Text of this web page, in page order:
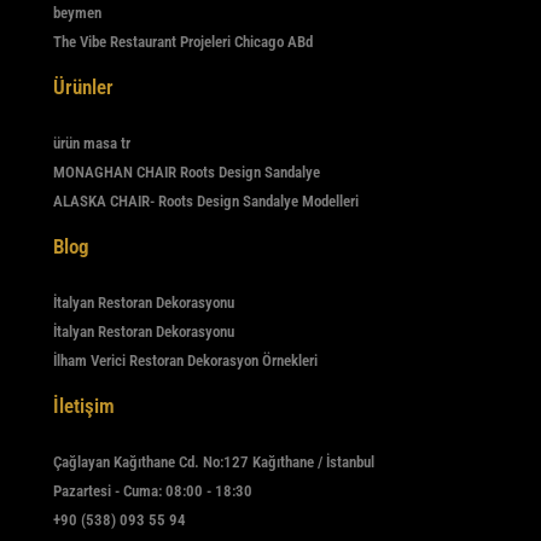
beymen
The Vibe Restaurant Projeleri Chicago ABd
Ürünler
ürün masa tr
MONAGHAN CHAIR Roots Design Sandalye
ALASKA CHAIR- Roots Design Sandalye Modelleri
Blog
İtalyan Restoran Dekorasyonu
İtalyan Restoran Dekorasyonu
İlham Verici Restoran Dekorasyon Örnekleri
İletişim
Çağlayan Kağıthane Cd. No:127 Kağıthane / İstanbul
Pazartesi - Cuma: 08:00 - 18:30
+90 (538) 093 55 94